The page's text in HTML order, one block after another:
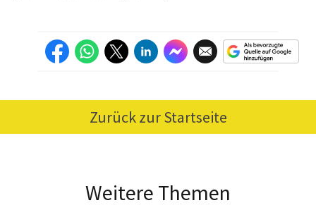
Zurück zur Startseite
Weitere Themen